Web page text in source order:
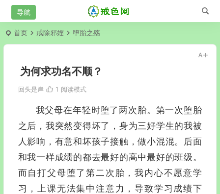
首页 戒除邪婬 堕胎之殇
为何求功名不顺？
回头是岸 1 阅读模式
我父母在年轻时堕了两次胎。第一次堕胎
之后，我突然变得坏了，身为三好学生的我被
人影响，有意和坏孩子接触，做小混混。后面
和我一样成绩的都去最好的高中最好的班级。
而自打父母堕了第二次胎，我内心不愿意学
习，上课无法集中注意力，导致学习成绩下